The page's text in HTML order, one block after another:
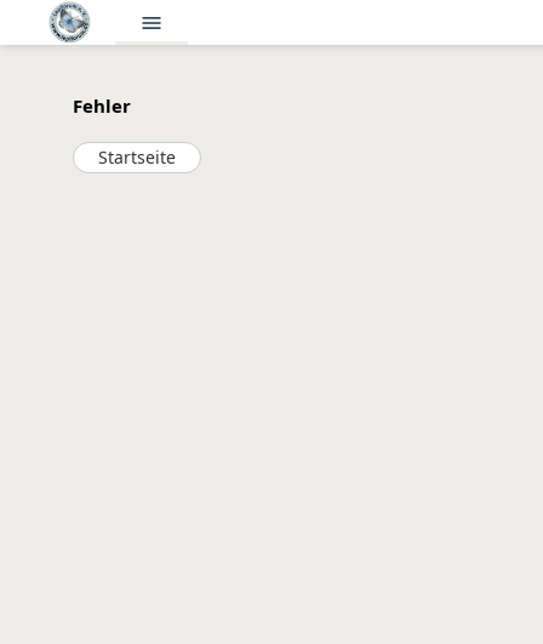
menu
Fehler
Startseite